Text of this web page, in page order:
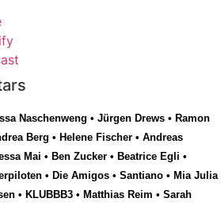
Naschenweng • Jürgen Drews • Ramon
Berg • Helene Fischer • Andreas
Mai • Ben Zucker • Beatrice Egli •
• Die Amigos • Santiano • Mia Julia
• KLUBBB3 • Matthias Reim • Sarah